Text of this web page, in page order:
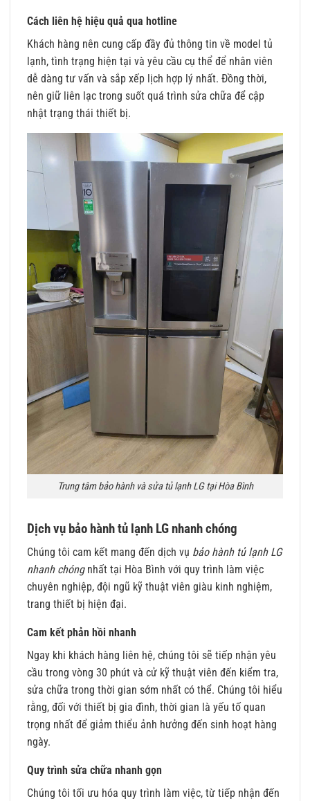
Cách liên hệ hiệu quả qua hotline
Khách hàng nên cung cấp đầy đủ thông tin về model tủ
lạnh, tình trạng hiện tại và yêu cầu cụ thể để nhân viên
dễ dàng tư vấn và sắp xếp lịch hợp lý nhất. Đồng thời,
nên giữ liên lạc trong suốt quá trình sửa chữa để cập
nhật trạng thái thiết bị.
Trung tâm bảo hành và sửa tủ lạnh LG tại Hòa Bình
Dịch vụ bảo hành tủ lạnh LG nhanh chóng
Chúng tôi cam kết mang đến dịch vụ bảo hành tủ lạnh LG
nhanh chóngnhất tại Hòa Bình với quy trình làm việc
chuyên nghiệp, đội ngũ kỹ thuật viên giàu kinh nghiệm,
trang thiết bị hiện đại.
Cam kết phản hồi nhanh
Ngay khi khách hàng liên hệ, chúng tôi sẽ tiếp nhận yêu
cầu trong vòng 30 phút và cử kỹ thuật viên đến kiểm tra,
sửa chữa trong thời gian sớm nhất có thể. Chúng tôi hiểu
rằng, đối với thiết bị gia đình, thời gian là yếu tố quan
trọng nhất để giảm thiểu ảnh hưởng đến sinh hoạt hàng
ngày.
Quy trình sửa chữa nhanh gọn
Chúng tôi tối ưu hóa quy trình làm việc, từ tiếp nhận đến